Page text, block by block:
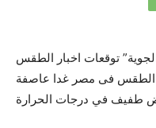
توقعات اخبار الطقس
2016 .. اخر اخبار الطقس فى مصر غدا عاصفة
طفيف في درجات الحرارة